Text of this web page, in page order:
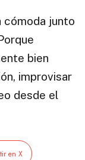
cómoda junto
bien
improvisar
desde el
en X